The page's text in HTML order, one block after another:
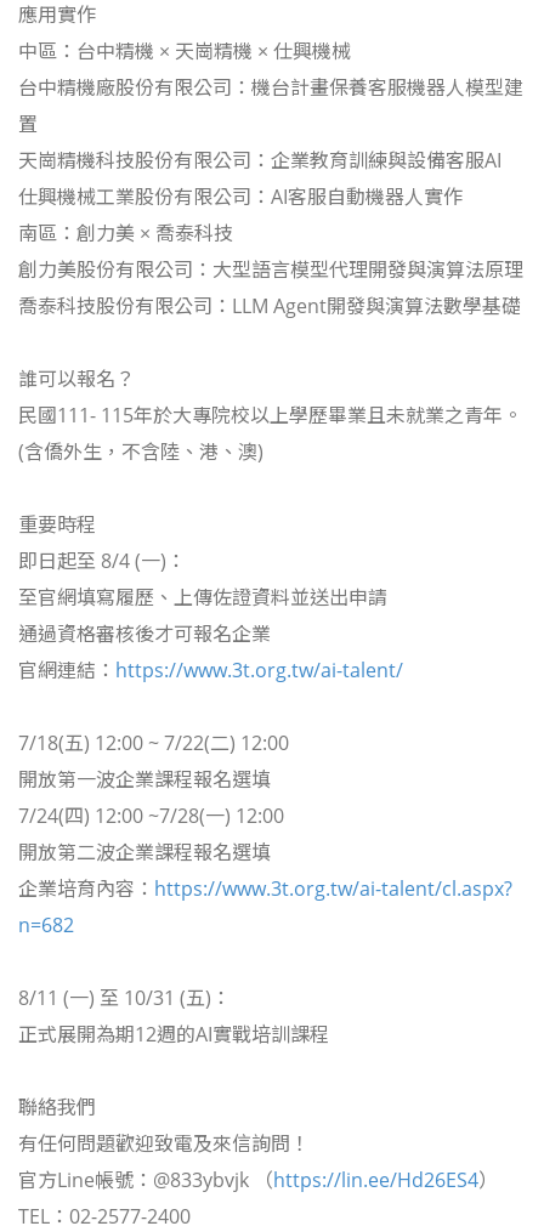
應用實作
中區：台中精機 × 天崗精機 × 仕興機械
台中精機廠股份有限公司：機台計畫保養客服機器人模型建
置
天崗精機科技股份有限公司：企業教育訓練與設備客服AI
仕興機械工業股份有限公司：AI客服自動機器人實作
南區：創力美 × 喬泰科技
創力美股份有限公司：大型語言模型代理開發與演算法原理
喬泰科技股份有限公司：LLM Agent開發與演算法數學基礎
誰可以報名？
民國111- 115年於大專院校以上學歷畢業且未就業之青年。
(含僑外生，不含陸、港、澳)
重要時程
即日起至 8/4 (一)：
至官網填寫履歷、上傳佐證資料並送出申請
通過資格審核後才可報名企業
官網連結： https://www.3t.org.tw/ai-talent/
7/18(五) 12:00 ~ 7/22(二) 12:00
開放第一波企業課程報名選填
7/24(四) 12:00 ~7/28(一) 12:00
開放第二波企業課程報名選填
企業培育內容： https://www.3t.org.tw/ai-talent/cl.aspx?
n=682
8/11 (一) 至 10/31 (五)：
正式展開為期12週的AI實戰培訓課程
聯絡我們
有任何問題歡迎致電及來信詢問！
官方Line帳號：@833ybvjk （https://lin.ee/Hd26ES4）
TEL：02-2577-2400